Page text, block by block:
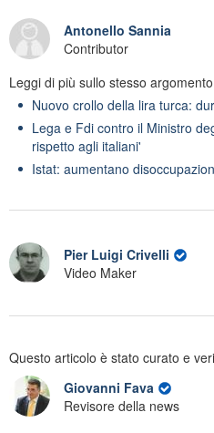
Antonello Sannia
Contributor
Leggi di più sullo stesso
Nuovo crollo della lira turca:
Lega e Fdi contro il Ministro
rispetto agli italiani'
Istat: aumentano
Pier Luigi Crivelli
Video Maker
Questo articolo è stato curato e
Giovanni Fava
Revisore della news